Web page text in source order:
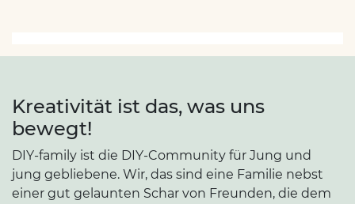
Kreativität ist das, was uns
bewegt!
DIY-family ist die DIY-Community für Jung und
jung gebliebene. Wir, das sind eine Familie nebst
einer gut gelaunten Schar von Freunden, die dem